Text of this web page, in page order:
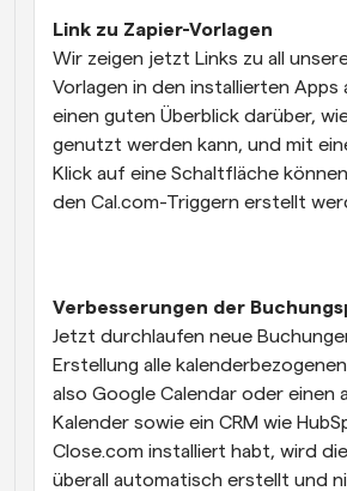
Link zu Zapier-Vorlagen
Wir zeigen jetzt Links zu all
Vorlagen in den installierten Apps
einen guten Überblick darüber,
genutzt werden kann, und mit
Klick auf eine Schaltfläche
den Cal.com-Triggern erstellt
Verbesserungen der
Jetzt durchlaufen neue
Erstellung alle
also Google Calendar oder einen
Kalender sowie ein CRM wie
Close.com installiert habt, wird
überall automatisch erstellt und